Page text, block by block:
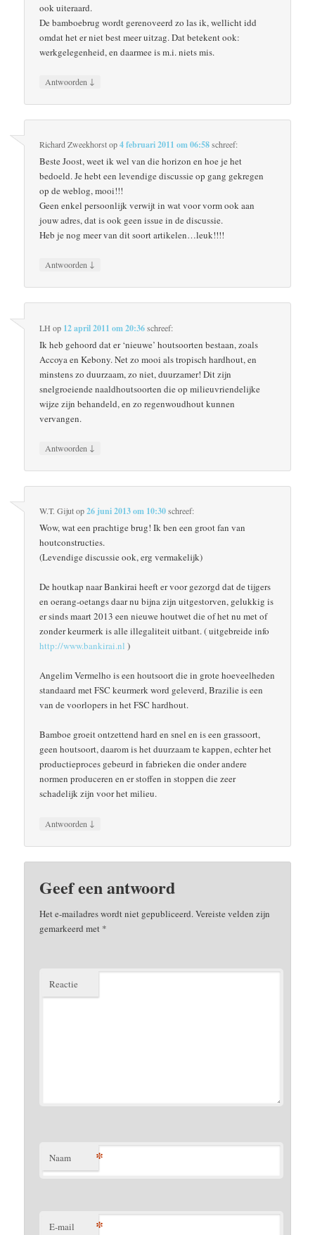
ook uiteraard.
De bamboebrug wordt gerenoveerd zo las ik, wellicht idd
omdat het er niet best meer uitzag. Dat betekent ook:
werkgelegenheid, en daarmee is m.i. niets mis.
Antwoorden ↓
Richard Zweekhorstop4 februari 2011 om 06:58schreef:
Beste Joost, weet ik wel van die horizon en hoe je het
bedoeld. Je hebt een levendige discussie op gang gekregen
op de weblog, mooi!!!
Geen enkel persoonlijk verwijt in wat voor vorm ook aan
jouw adres, dat is ook geen issue in de discussie.
Heb je nog meer van dit soort artikelen…leuk!!!!
Antwoorden ↓
LH op 12 april 2011 om 20:36schreef:
Ik heb gehoord dat er ‘nieuwe’ houtsoorten bestaan, zoals
Accoya en Kebony. Net zo mooi als tropisch hardhout, en
minstens zo duurzaam, zo niet, duurzamer! Dit zijn
snelgroeiende naaldhoutsoorten die op milieuvriendelijke
wijze zijn behandeld, en zo regenwoudhout kunnen
vervangen.
Antwoorden ↓
W.T. Gijutop26 juni 2013 om 10:30schreef:
Wow, wat een prachtige brug! Ik ben een groot fan van
houtconstructies.
(Levendige discussie ook, erg vermakelijk)
De houtkap naar Bankirai heeft er voor gezorgd dat de tijgers
en oerang-oetangs daar nu bijna zijn uitgestorven, gelukkig is
er sinds maart 2013 een nieuwe houtwet die of het nu met of
zonder keurmerk is alle illegaliteit uitbant. ( uitgebreide info
http://www.bankirai.nl )
Angelim Vermelho is een houtsoort die in grote hoeveelheden
standaard met FSC keurmerk word geleverd, Brazilie is een
van de voorlopers in het FSC hardhout.
Bamboe groeit ontzettend hard en snel en is een grassoort,
geen houtsoort, daarom is het duurzaam te kappen, echter het
productieproces gebeurd in fabrieken die onder andere
normen produceren en er stoffen in stoppen die zeer
schadelijk zijn voor het milieu.
Antwoorden ↓
Geef een antwoord
Het e-mailadres wordt niet gepubliceerd.Vereiste velden zijn
gemarkeerd met *
Reactie
Naam *
E-mail *